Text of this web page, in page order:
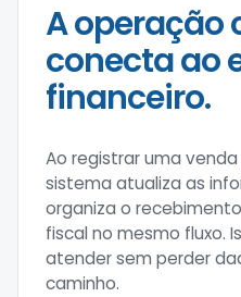
A operação
conecta ao
financeiro.
Ao registrar uma
sistema atualiza as
organiza o
fiscal no mesmo fluxo.
atender sem perder
caminho.